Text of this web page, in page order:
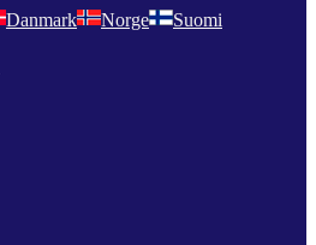
Danmark Norge Suomi